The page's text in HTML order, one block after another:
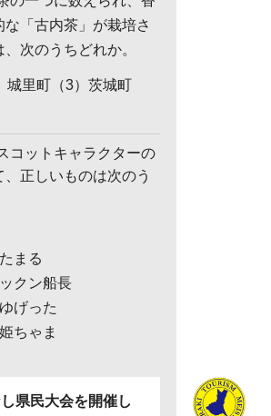
な「古内茶」が栽培さ
次のうちどれか。
城里町（3）茨城町
コットキャラクターの
正しいものは次のう
まる
クン船長
げった
ちゃま
県民大会を開催し